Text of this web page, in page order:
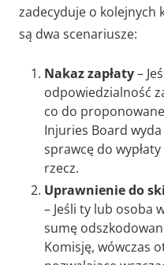
zadecyduje o kolejnych
są dwa scenariusze:
Nakaz zapłaty–
odpowiedzialność
co do
Injuries Board
sprawcę do
rzecz.
Uprawnienie do
– Jeśli ty lub osoba
sumę
Komisję, wówczas